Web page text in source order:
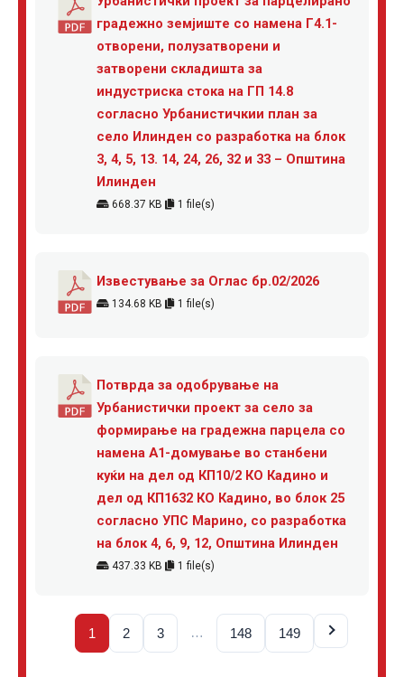
градежно земјиште со намена Г4.1-
отворени, полузатворени и
затворени складишта за
индустриска стока на ГП 14.8
согласно Урбанистичкии план за
село Илинден со разработка на блок
3, 4, 5, 13. 14, 24, 26, 32 и 33 – Општина
Илинден
668.37 KB 1 file(s)
Известување за Оглас бр.02/2026
134.68 KB 1 file(s)
Потврда за одобрување на
Урбанистички проект за село за
формирање на градежна парцела со
намена А1-домување во станбени
куќи на дел од КП10/2 КО Кадино и
дел од КП1632 КО Кадино, во блок 25
согласно УПС Марино, со разработка
на блок 4, 6, 9, 12, Општина Илинден
437.33 KB 1 file(s)
1 2 3 … 148 149